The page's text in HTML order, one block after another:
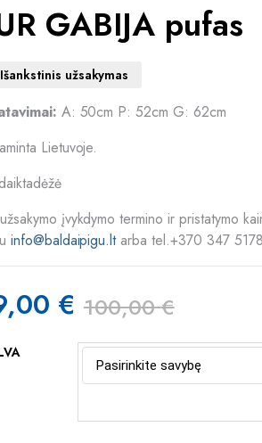
GABIJA pufas
Išankstinis užsakymas
A: 50cm P: 52cm G: 62cm
Lietuvoje.
įvykdymo termino ir pristatymo
info@baldaipigu.ltarba tel.+370 347
100,00€
€